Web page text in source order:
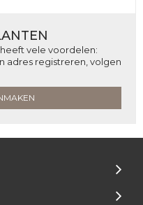
vele voordelen:
adres registreren, volgen